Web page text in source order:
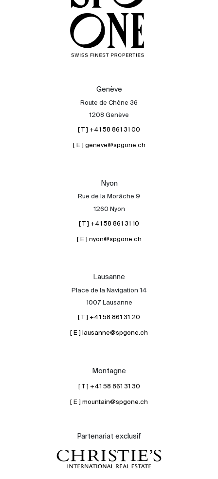
Genève
Route de Chêne 36
1208 Genève
[ T ] +41 58 861 31 00
[ E ] geneve@spgone.ch
Nyon
Rue de la Morâche 9
1260 Nyon
[ T ] +41 58 861 31 10
[ E ] nyon@spgone.ch
Lausanne
Place de la Navigation 14
1007 Lausanne
[ T ] +41 58 861 31 20
[ E ] lausanne@spgone.ch
Montagne
[ T ] +41 58 861 31 30
[ E ] mountain@spgone.ch
Partenariat exclusif